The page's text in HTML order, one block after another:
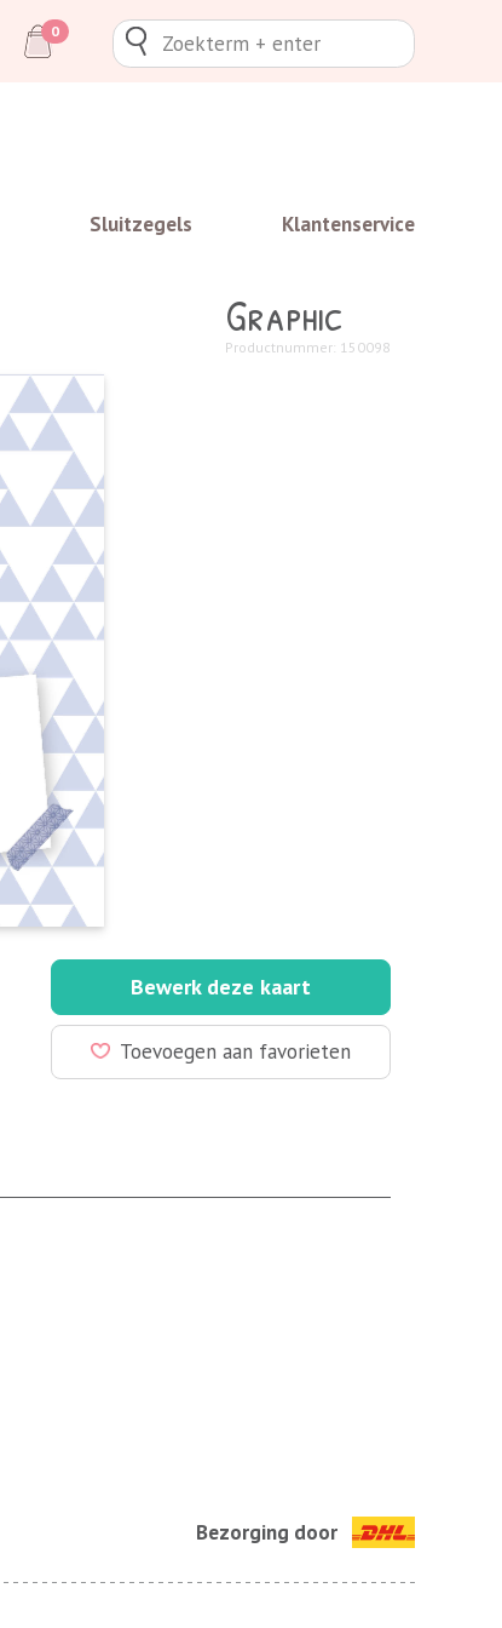
0
Sluitzegels Klantenservice
Graphic
Productnummer: 150098
Bewerk deze kaart
Toevoegen aan favorieten
Bezorging door